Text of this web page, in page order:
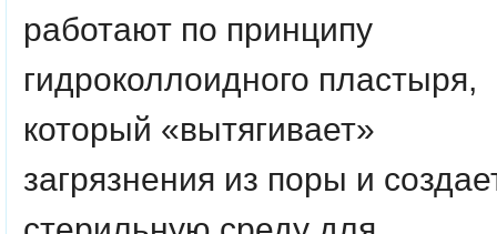
работают по принципу
гидроколлоидного пластыря,
который «вытягивает»
загрязнения из поры и